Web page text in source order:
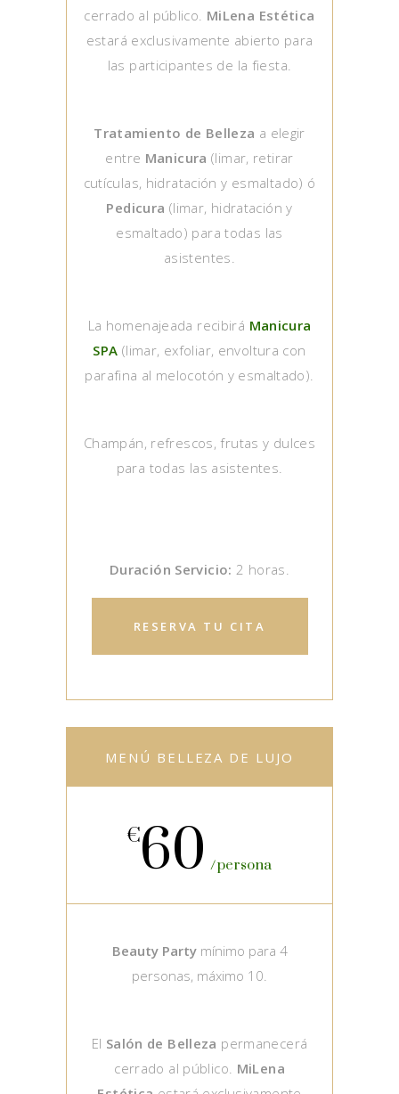
cerrado al público. MiLena Estética
estará exclusivamente abierto para
las participantes de la fiesta.
Tratamiento de Belleza a elegir
entre Manicura (limar, retirar
cutículas, hidratación y esmaltado) ó
Pedicura (limar, hidratación y
esmaltado) para todas las
asistentes.
La homenajeada recibirá Manicura
SPA (limar, exfoliar, envoltura con
parafina al melocotón y esmaltado).
Champán, refrescos, frutas y dulces
para todas las asistentes.
Duración Servicio: 2 horas.
RESERVA TU CITA
MENÚ BELLEZA DE LUJO
€60 persona
Beauty Party mínimo para 4
personas, máximo 10.
El Salón de Belleza permanecerá
cerrado al público. MiLena